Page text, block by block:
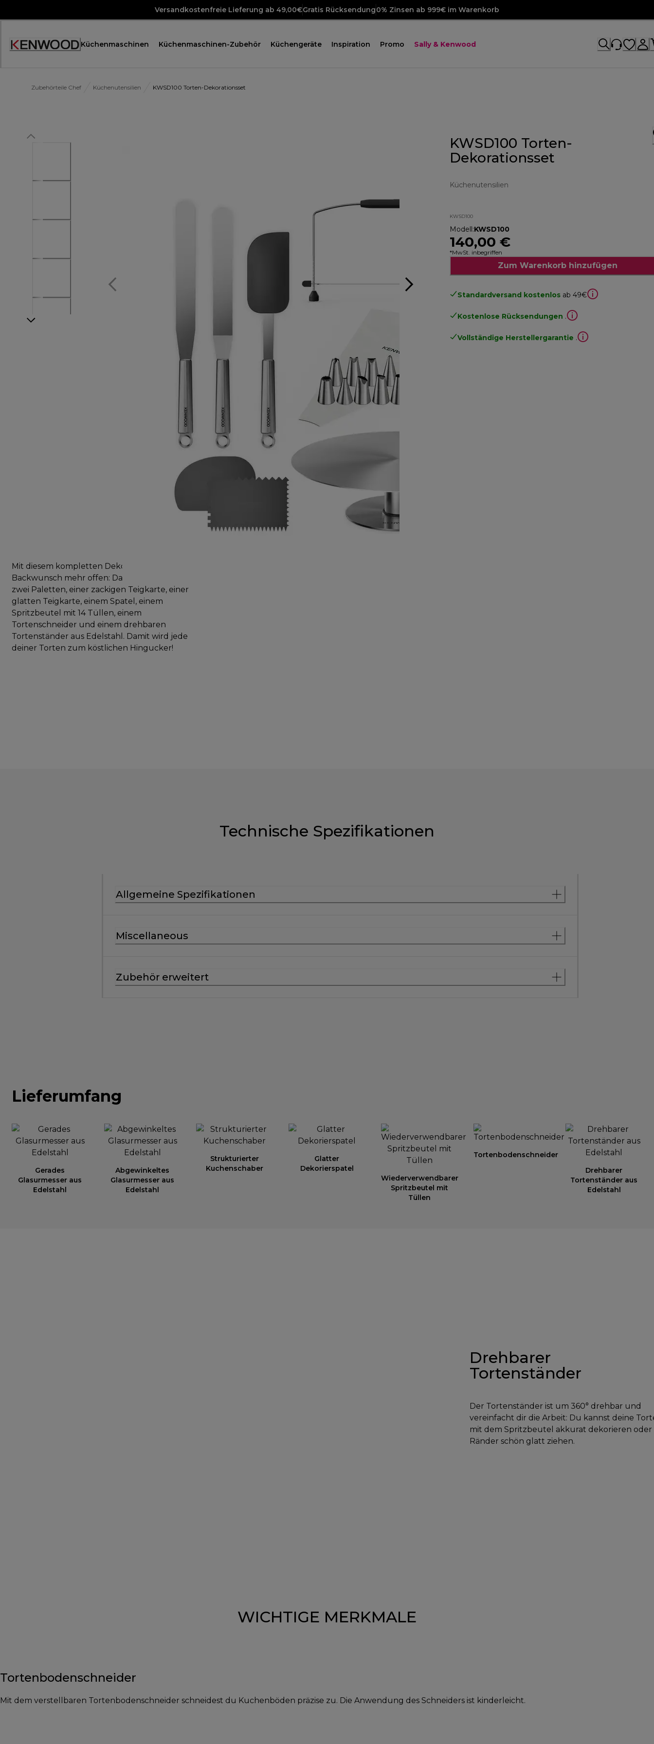
Versandkostenfreie Lieferung ab 49,00€Gratis Rücksendung0% Zinsen ab 999€ im Warenkorb
Accessibility
Küchenmaschinen Küchenmaschinen-Zubehör Küchengeräte Inspiration Promo Sally & Kenwood
Zubehörteile Chef Küchenutensilien KWSD100 Torten-Dekorationsset
KWSD100 Torten-
Dekorationsset
Küchenutensilien
KWSD100
Modell:KWSD100
140,00 €
*MwSt. inbegriffen
Zum Warenkorb hinzufügen
Standardversand kostenlos ab 49€
Kostenlose Rücksendungen .
Vollständige Herstellergarantie .
Mit diesem kompletten Dekorationsset bleibt kein
Backwunsch mehr offen: Das Set besteht aus
zwei Paletten, einer zackigen Teigkarte, einer
glatten Teigkarte, einem Spatel, einem
Spritzbeutel mit 14 Tüllen, einem
Tortenschneider und einem drehbaren
Tortenständer aus Edelstahl. Damit wird jede
deiner Torten zum köstlichen Hingucker!
Technische Spezifikationen
Allgemeine Spezifikationen
Miscellaneous
Zubehör erweitert
Lieferumfang
Gerades
Glasurmesser aus
Edelstahl
Abgewinkeltes
Glasurmesser aus
Edelstahl
Strukturierter
Kuchenschaber
Glatter
Dekorierspatel
Wiederverwendbarer
Spritzbeutel mit
Tüllen
Tortenbodenschneider
Drehbarer
Tortenständer aus
Edelstahl
Drehbarer
Tortenständer
Der Tortenständer ist um 360° drehbar und
vereinfacht dir die Arbeit: Du kannst deine
mit dem Spritzbeutel akkurat dekorieren oder
Ränder schön glatt ziehen.
WICHTIGE MERKMALE
Tortenbodenschneider
Mit dem verstellbaren Tortenbodenschneider schneidest du Kuchenböden präzise zu. Die Anwendung des Schneiders ist kinderleicht.